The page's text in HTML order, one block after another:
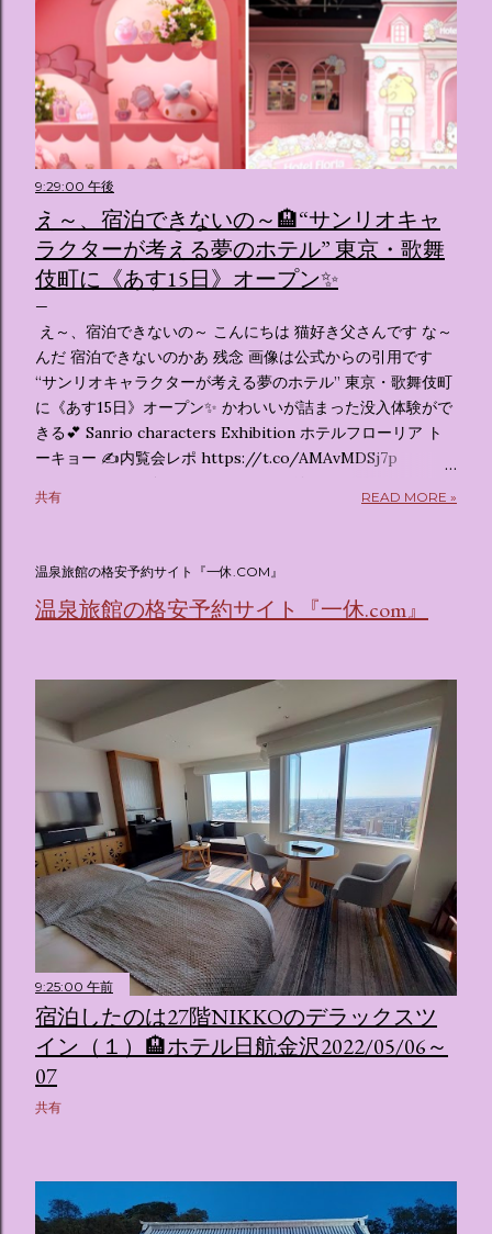
9:29:00 午後
え～、宿泊できないの～🏨“サンリオキャ
ラクターが考える夢のホテル” 東京・歌舞
伎町に《あす15日》オープン✨️
え～、宿泊できないの～ こんにちは 猫好き父さんです な～
んだ 宿泊できないのかあ 残念 画像は公式からの引用です
“サンリオキャラクターが考える夢のホテル” 東京・歌舞伎町
に《あす15日》オープン✨️ かわいいが詰まった没入体験がで
きる💕 Sanrio characters Exhibition ホテルフローリア ト
ーキョー ✍️内覧会レポ https://t.co/AMAvMDSj7p
pic.twitter.com/sKx7uXeXHW — オリコンニュース
(@oricon) July 14, 2026 ホテルフローリア トーキョー
はなく、2026年7月15日から東京・新宿でスタートする サン
リオキャラクターズの体験型・没入型展示イベント の名称で
陸となります。 まるで本当にラグジュアリーホテルにチェッ
クインしてルームツアーを楽しむような、特別な空間が演出
されています。その魅力をいくつかのかたまりに分けてご紹
介します。 🔑 1. コンセプトは「サンリオキャラが考える夢
のホテル」 デジタルメディア技術で世界的に知られるクリエ
イティブプロダクション「d'strict」が手掛けており、五感を
刺激する美しいデジタルアートとストーリー性の高い全11の
テーマブースで構成されています。 チェックインからスター
ト ：ピンクを基調とした華やかなエントランスロビーでルー
ムキーを受け取り、まるでホテルに滞在するかのような没入
感を味わいながら進んでいきます。ロビーではお花をまとっ
たポムポムプリンが出迎えてくれます。 幻想的な共有スペー
ス ：きらめく光に満ちたガーデンや、美しいボールルーム
（舞踏会）、さらには本物の砂を使ったピンク色の美しいビ
ーチ（ポチャッコの隣に座れるエリア）など、写真映え間違
いなしの空間が広がります。 🛌 2. 個性あふれる「9つの客室
（テーマルーム）」 イベントの目玉となるのが、サンリオの
人気キャラクターたちがそれぞれの“好き”や理想を詰め込ん
共有 READ MORE »
温泉旅館の格安予約サイト『一休.COM』
温泉旅館の格安予約サイト『一休.com』
9:25:00 午前
宿泊したのは27階NIKKOのデラックスツ
イン（１）🏨ホテル日航金沢2022/05/06～
07
共有